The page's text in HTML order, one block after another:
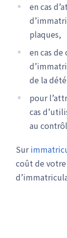
en cas
plaques,
en cas
de la
pour
cas
au
Sur
coût de